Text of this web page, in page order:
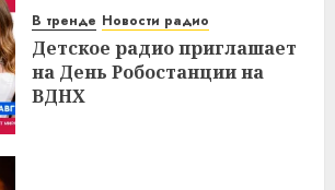
В тренде Новости радио
Детское радио приглашает
на День Робостанции на
ВДНХ